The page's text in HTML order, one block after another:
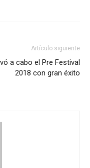
Artículo siguiente
a cabo el Pre Festival
2018 con gran éxito